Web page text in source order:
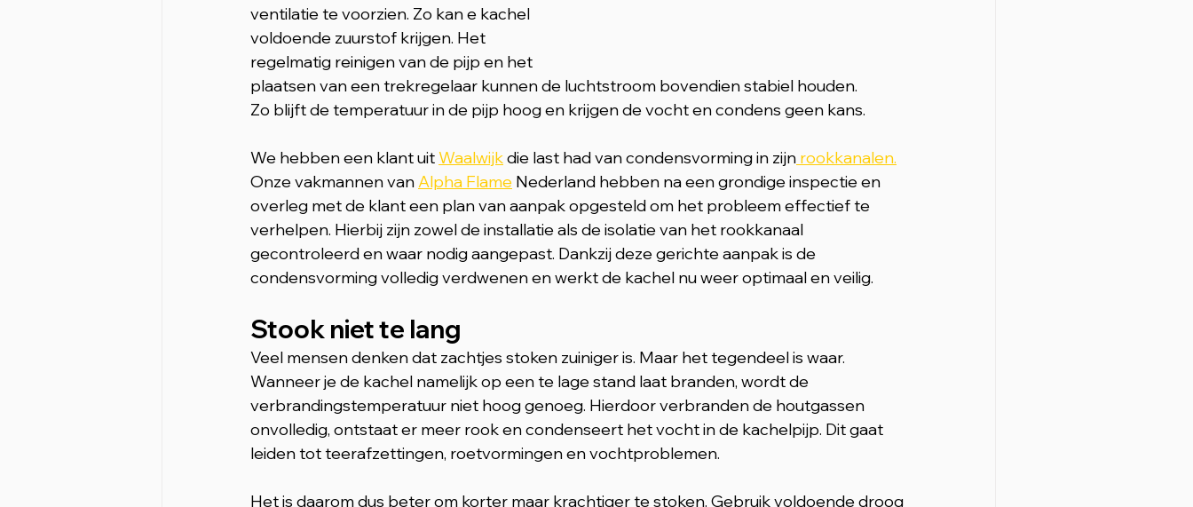
ventilatie te voorzien. Zo kan e kachel
voldoende zuurstof krijgen. Het
regelmatig reinigen van de pijp en het
plaatsen van een trekregelaar kunnen de luchtstroom bovendien stabiel houden.
Zo blijft de temperatuur in de pijp hoog en krijgen de vocht en condens geen kans.
We hebben een klant uit Waalwijk die last had van condensvorming in zijn rookkanalen.
Onze vakmannen van Alpha Flame Nederland hebben na een grondige inspectie en
overleg met de klant een plan van aanpak opgesteld om het probleem effectief te
verhelpen. Hierbij zijn zowel de installatie als de isolatie van het rookkanaal
gecontroleerd en waar nodig aangepast. Dankzij deze gerichte aanpak is de
condensvorming volledig verdwenen en werkt de kachel nu weer optimaal en veilig.
Stook niet te lang
Veel mensen denken dat zachtjes stoken zuiniger is. Maar het tegendeel is waar.
Wanneer je de kachel namelijk op een te lage stand laat branden, wordt de
verbrandingstemperatuur niet hoog genoeg. Hierdoor verbranden de houtgassen
onvolledig, ontstaat er meer rook en condenseert het vocht in de kachelpijp. Dit gaat
leiden tot teerafzettingen, roetvormingen en vochtproblemen.
Het is daarom dus beter om korter maar krachtiger te stoken. Gebruik voldoende droog